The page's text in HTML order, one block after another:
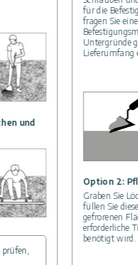
und
für die
fragen Sie
Untergründe
Lieferumfang
Option 2:
Graben Sie
füllen Sie
gefrorenen
erforderliche
benötigt wird.